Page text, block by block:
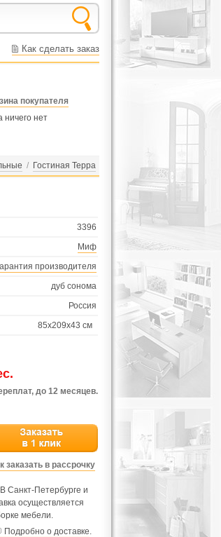
Как сделать заказ
покупателя
ничего нет
/ Гостиная Терра
3396
Миф
производителя
дуб сонома
Россия
85х209х43 см
до 12 месяцев.
заказать в рассрочку
Санкт-Петербурге и
осуществляется
мебели.
Подробно о доставке.